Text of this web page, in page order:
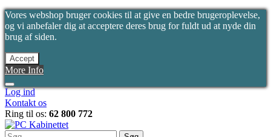
Vores webshop bruger cookies til at give en bedre brugeroplevelse,
og vi anbefaler dig at acceptere deres brug for fuldt ud at nyde din
brug af siden.
Accept
More Info
Log ind
Kontakt os
Ring til os: 62 800 772